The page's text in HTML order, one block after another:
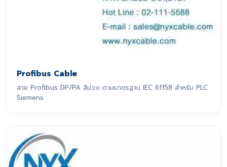
Profibus Cable
สาย Profibus DP/PA สีม่วง ตามมาตรฐาน IEC 61158 สำหรับ PLC
Siemens